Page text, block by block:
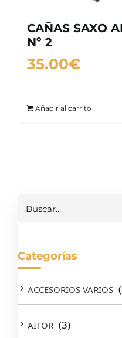
CAÑAS SAXO
Nº 2
35.00€
Añadir al carrito
Categorías
ACCESORIOS VARIOS
AITOR (3)